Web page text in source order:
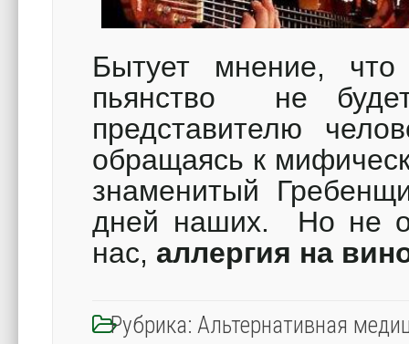
Бытует мнение, что
пьянство не
представителю
обращаясь к
знаменитый
дней наших. Но не
нас, аллергия на
Рубрика:Альтернативная